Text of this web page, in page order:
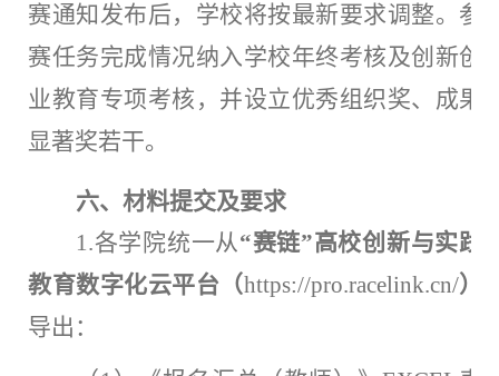
赛通知发布后，学校将按最新要求调整。参
赛任务完成情况纳入学校年终考核及创新创
业教育专项考核，并设立优秀组织奖、成果
显著奖若干。
六、材料提交及要求
1.各学院统一从“赛链”高校创新与实践
教育数字化云平台（https://pro.racelink.cn/）
导出：